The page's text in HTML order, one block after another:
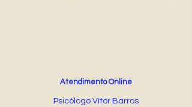
Atendimento Online
Psicólogo Vítor Barros